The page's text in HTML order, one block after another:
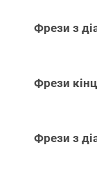
Фрези з
Фрези
Фрези з